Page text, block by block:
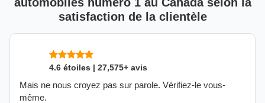
satisfaction de la clientèle
4.6 étoiles | 27,575+ avis
Mais ne nous croyez pas sur parole. Vérifiez-le vous-
même.